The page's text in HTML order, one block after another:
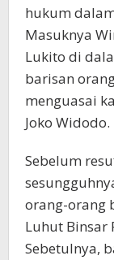
hukum
Masuknya
Lukito di
barisan
menguasai
Joko Widodo.
Sebelum
orang-orang
Luhut Binsar
Sebetulnya,